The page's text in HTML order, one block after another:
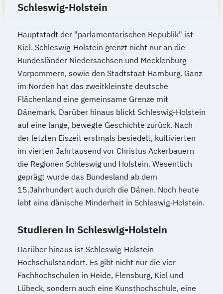
Schleswig-Holstein
Hauptstadt der "parlamentarischen Republik" ist
Kiel. Schleswig-Holstein grenzt nicht nur an die
Bundesländer Niedersachsen und Mecklenburg-
Vorpommern, sowie den Stadtstaat Hamburg. Ganz
im Norden hat das zweitkleinste deutsche
Flächenland eine gemeinsame Grenze mit
Dänemark. Darüber hinaus blickt Schleswig-Holstein
auf eine lange, bewegte Geschichte zurück. Nach
der letzten Eiszeit erstmals besiedelt, kultivierten
im vierten Jahrtausend vor Christus Ackerbauern
die Regionen Schleswig und Holstein. Wesentlich
geprägt wurde das Bundesland ab dem
15.Jahrhundert auch durch die Dänen. Noch heute
lebt eine dänische Minderheit in Schleswig-Holstein.
Studieren in Schleswig-Holstein
Darüber hinaus ist Schleswig-Holstein
Hochschulstandort. Es gibt nicht nur die vier
Fachhochschulen in Heide, Flensburg, Kiel und
Lübeck, sondern auch eine Kunsthochschule, eine